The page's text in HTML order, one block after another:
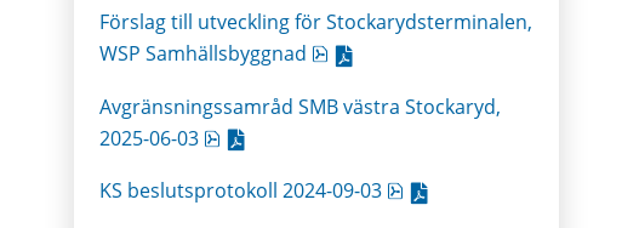
Förslag till utveckling för Stockarydsterminalen,
WSP Samhällsbyggnad
pdf, 2 MB, öppnas i nytt fönster.
Avgränsningssamråd SMB västra Stockaryd,
2025-06-03
pdf, 124.9 kB, öppnas i nytt fönster.
KS beslutsprotokoll 2024-09-03 pdf, 120.2 kB, öppnas i